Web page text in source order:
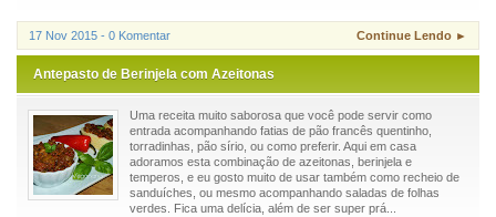
17 Nov 2015 - 0 Komentar Continue Lendo ►
Antepasto de Berinjela com Azeitonas
Uma receita muito saborosa que você pode servir como
entrada acompanhando fatias de pão francês quentinho,
torradinhas, pão sírio, ou como preferir. Aqui em casa
adoramos esta combinação de azeitonas, berinjela e
temperos, e eu gosto muito de usar também como recheio de
sanduíches, ou mesmo acompanhando saladas de folhas
verdes. Fica uma delícia, além de ser super prá...